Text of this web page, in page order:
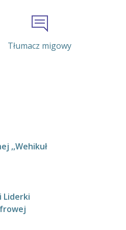
Tłumacz migowy
,,Wehikuł
Liderki